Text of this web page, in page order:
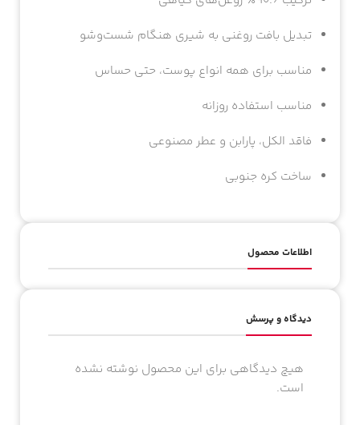
تبدیل بافت روغنی به شیری هنگام شست‌وشو
مناسب برای همه انواع پوست، حتی حساس
مناسب استفاده روزانه
فاقد الکل، پارابن و عطر مصنوعی
ساخت کره جنوبی
اطلاعات محصول
دیدگاه و پرسش
هیچ دیدگاهی برای این محصول نوشته نشده
است.